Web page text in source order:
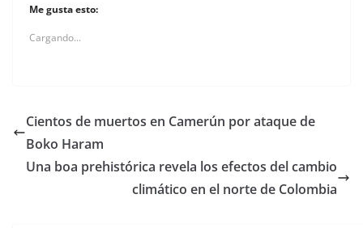
Me gusta esto:
Cargando...
Cientos de muertos en Camerún por ataque de
Boko Haram
Una boa prehistórica revela los efectos del cambio
climático en el norte de Colombia